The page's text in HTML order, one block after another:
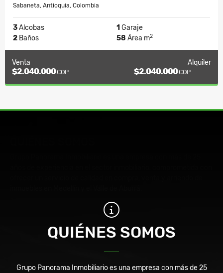
Sabaneta, Antioquia, Colombia
3Alcobas 1 Garaje
2 Baños 58 Área m2
Venta
$2.040.000COP
Alquiler
$2.040.000COP
QUIÉNES SOMOS
Grupo Panorama Inmobiliario es una empresa con más de 25